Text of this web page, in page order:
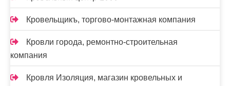
Кровельщикъ, торгово-монтажная компания
Кровли города, ремонтно-строительная
компания
Кровля Изоляция, магазин кровельных и